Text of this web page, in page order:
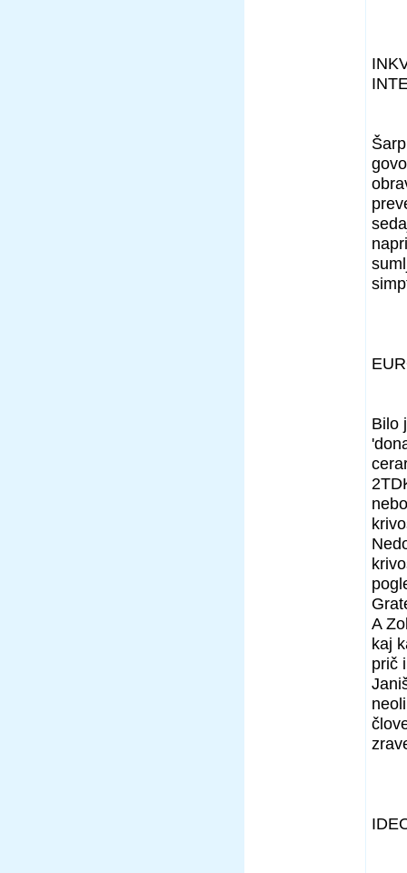
Bilo
A
kaj
prič